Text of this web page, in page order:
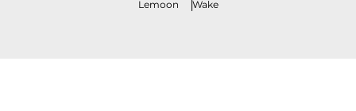
Lemoon Wake